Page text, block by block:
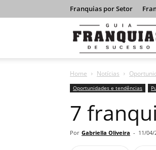
Franquias por Setor
Home Notícias
Oportunidades e tendências
7
Por Gabriella Oliveira - 11/04/